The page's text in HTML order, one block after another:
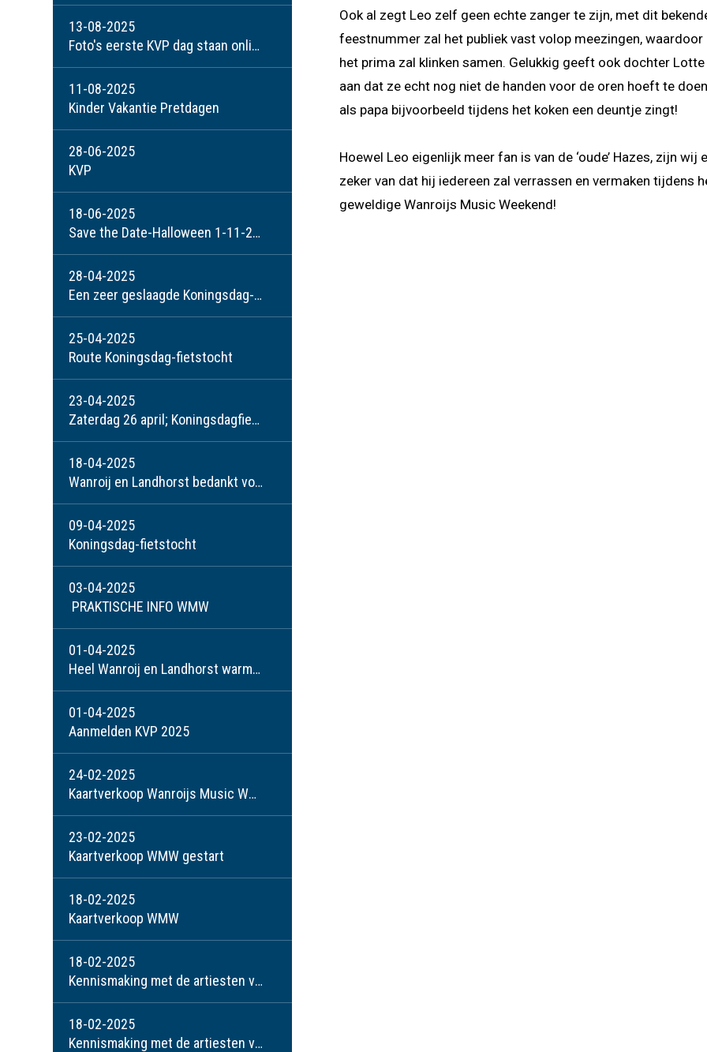
13-08-2025
Foto's eerste KVP dag staan online
11-08-2025
Kinder Vakantie Pretdagen
28-06-2025
KVP
18-06-2025
Save the Date-Halloween 1-11-2025
28-04-2025
Een zeer geslaagde Koningsdag-fietstocht; waar Wanroij en Landhorst weer groots in zijn!
25-04-2025
Route Koningsdag-fietstocht
23-04-2025
Zaterdag 26 april; Koningsdagfietstocht met afsluiting bij café Buitenlust.
18-04-2025
Wanroij en Landhorst bedankt voor een schitterend weekend!
09-04-2025
Koningsdag-fietstocht
03-04-2025
PRAKTISCHE INFO WMW
01-04-2025
Heel Wanroij en Landhorst warm voor het Wanroijs Music Weekend!
01-04-2025
Aanmelden KVP 2025
24-02-2025
Kaartverkoop Wanroijs Music Weekend groot succes!
23-02-2025
Kaartverkoop WMW gestart
18-02-2025
Kaartverkoop WMW
18-02-2025
Kennismaking met de artiesten van het WMW: Jolanda v.d. Kolk
18-02-2025
Kennismaking met de artiesten van het WMW: Pauline Smeets
Ook al zegt Leo zelf geen echte zanger te zijn, met dit
feestnummer zal het publiek vast volop meezingen, waardoor
het prima zal klinken samen. Gelukkig geeft ook dochter Lotte
aan dat ze echt nog niet de handen voor de oren hoeft te
als papa bijvoorbeeld tijdens het koken een deuntje zingt!
Hoewel Leo eigenlijk meer fan is van de ‘oude’ Hazes, zijn wij
zeker van dat hij iedereen zal verrassen en vermaken tijdens
geweldige Wanroijs Music Weekend!